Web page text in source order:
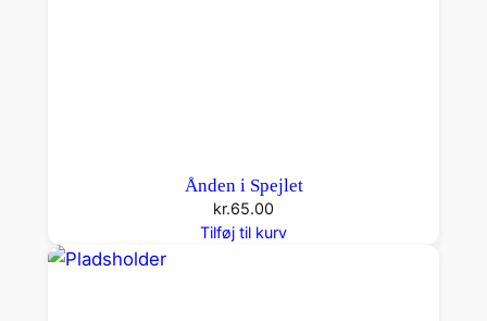
Ånden i Spejlet
kr.65.00
Tilføj til kurv